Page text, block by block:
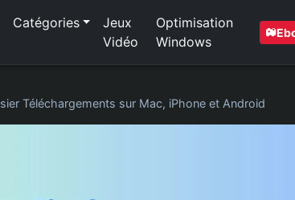
Catégories
Jeux
Vidéo
Optimisation
Windows
Téléchargements sur Mac, iPhone et Android